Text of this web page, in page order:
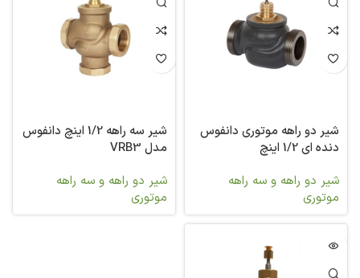
شیر دو راهه موتوری دانفوس
دنده ای 1/2 اینچ
شیر دو راهه و سه راهه
موتوری
شیر سه راهه 1/2 اینچ دانفوس
مدل VRB3
شیر دو راهه و سه راهه
موتوری